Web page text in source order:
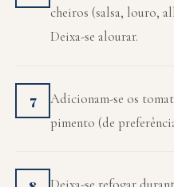
cheiros (salsa, louro,
Deixa-se alourar.
7
Adicionam-se os
pimento (de